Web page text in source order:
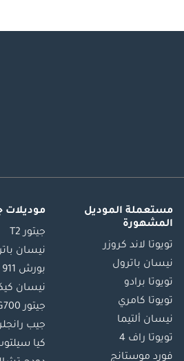
مستعملة الموديل
المشهورة
تويوتا لاند كروزر
نيسان باترول
تويوتا برادو
تويوتا كامري
نيسان ألتيما
تويوتا راف 4
فورد موستانج
موديلات
جيتور T2
نيسان
بورش 911
نيسان
جيتور G700
جيب رانجلر
كيا